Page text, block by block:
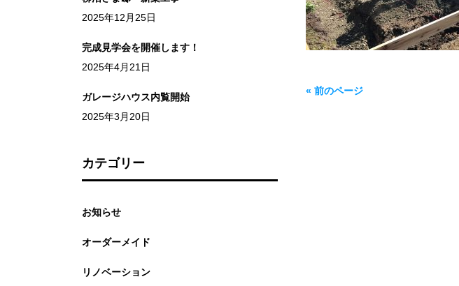
« 前のページ
2025年12月25日
完成見学会を開催します！
2025年4月21日
ガレージハウス内覧開始
2025年3月20日
カテゴリー
お知らせ
オーダーメイド
リノベーション